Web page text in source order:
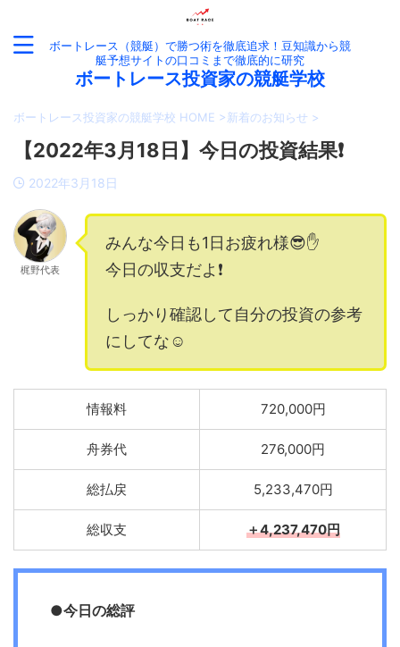
ボートレース（競艇）で勝つ術を徹底追求！豆知識から競
艇予想サイトの口コミまで徹底的に研究
ボートレース投資家の競艇学校
ボートレース投資家の競艇学校 HOME >新着のお知らせ >
【2022年3月18日】今日の投資結果❗️
2022年3月18日
梶野代表
みんな今日も1日お疲れ様😎✋
今日の収支だよ❗️
しっかり確認して自分の投資の参考
にしてな☺️
情報料 720,000円
舟券代 276,000円
総払戻 5,233,470円
総収支 ＋4,237,470円
●今日の総評